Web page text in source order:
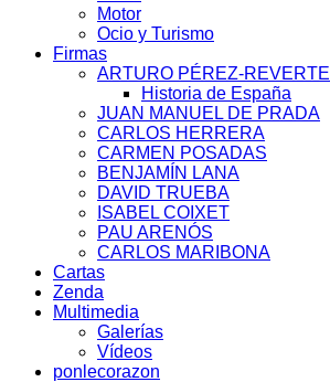
Motor
Ocio y Turismo
Firmas
ARTURO PÉREZ-REVERTE
Historia de España
JUAN MANUEL DE PRADA
CARLOS HERRERA
CARMEN POSADAS
BENJAMÍN LANA
DAVID TRUEBA
ISABEL COIXET
PAU ARENÓS
CARLOS MARIBONA
Cartas
Zenda
Multimedia
Galerías
Vídeos
ponlecorazon